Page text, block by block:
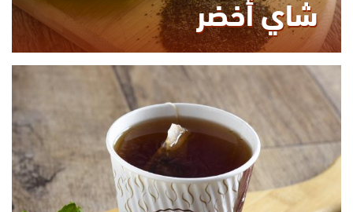
شاي أخضر
0.00
KCAL